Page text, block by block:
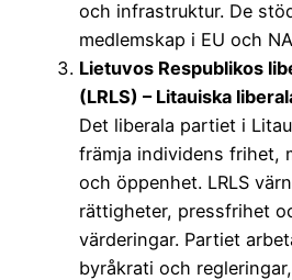
och infrastruktur. De
medlemskap i EU och
Lietuvos Respublikos
(LRLS) – Litauiska
Det liberala partiet i
främja individens frihet,
och öppenhet. LRLS
rättigheter, pressfrihet
värderingar. Partiet
byråkrati och